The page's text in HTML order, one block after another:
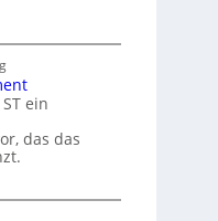
ein
das das